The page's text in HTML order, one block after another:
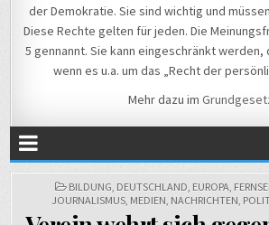
der Demokratie. Sie sind wichtig und
Diese Rechte gelten für jeden. Die
5 gennannt. Sie kann eingeschränkt werden,
wenn es u.a. um das „Recht der
Mehr dazu im
POSTED
IN
BILDUNG, DEUTSCHLAND, EUROPA,
JOURNALISMUS, MEDIEN, NACHRICHTEN,